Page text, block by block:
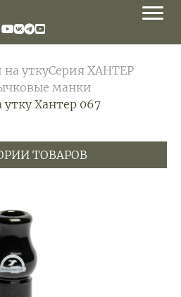
уткуСерия ХАНТЕР
манки
Хантер 067
ТОВАРОВ